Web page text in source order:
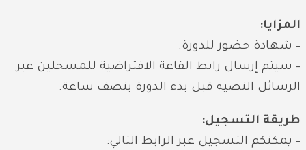
المزايا:
– شهادة حضور للدورة.
– سيتم إرسال رابط القاعة الافتراضية للمسجلين عبر
الرسائل النصية قبل بدء الدورة بنصف ساعة.
طريقة التسجيل:
– يمكنكم التسجيل عبر الرابط التالي: